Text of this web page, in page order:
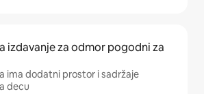
izdavanje za odmor pogodni za
ima dodatni prostor i sadržaje
decu